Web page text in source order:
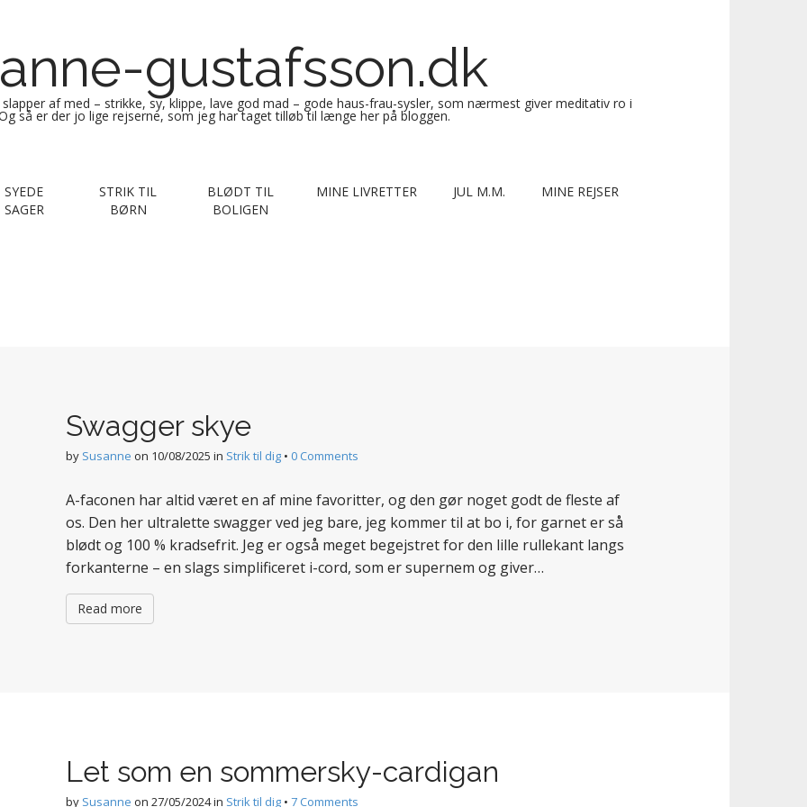
gustafsson.dk
af med – strikke, sy, klippe, lave god mad – gode haus-frau-sysler, som nærmest giver meditativ ro i
så er der jo lige rejserne, som jeg har taget tilløb til længe her på bloggen.
SYEDE
SAGER
STRIK TIL
BØRN
BLØDT TIL
BOLIGEN
MINE LIVRETTER JUL M.M. MINE REJSER
Swagger skye
by Susanne on 10/08/2025 in Strik til dig • 0 Comments
A-faconen har altid været en af mine favoritter, og den gør noget godt de fleste af
os. Den her ultralette swagger ved jeg bare, jeg kommer til at bo i, for garnet er så
blødt og 100 % kradsefrit. Jeg er også meget begejstret for den lille rullekant langs
forkanterne – en slags simplificeret i-cord, som er supernem og giver…
Read more
Let som en sommersky-cardigan
by Susanne on 27/05/2024in Strik til dig • 7 Comments